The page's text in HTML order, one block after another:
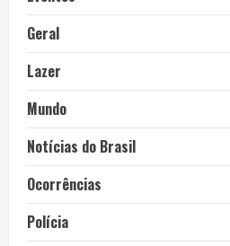
Geral
Lazer
Mundo
Notícias do Brasil
Ocorrências
Polícia